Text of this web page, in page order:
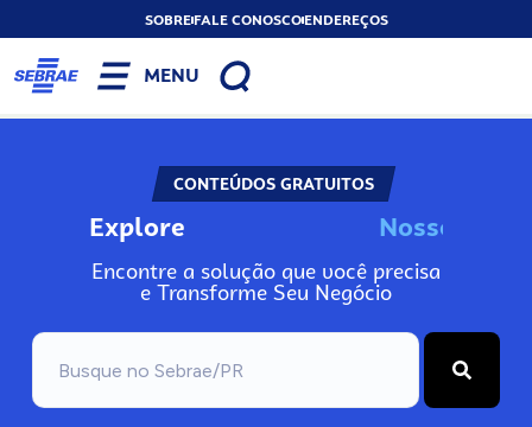
SOBREFALE CONOSCOENDEREÇOS
MENU
CONTEÚDOS GRATUITOS
Explore No
Encontre a solução que você precisa
e Transforme Seu Negócio